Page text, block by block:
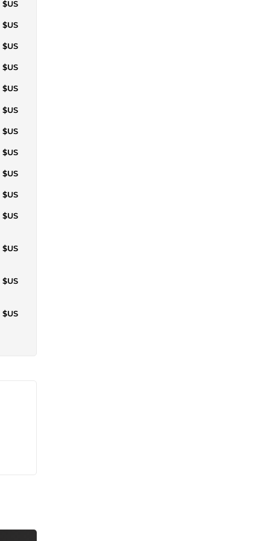
$US
$US
$US
$US
$US
$US
$US
$US
$US
$US